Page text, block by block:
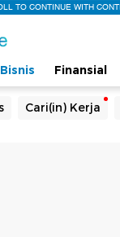
TO CONTINUE WITH
Finansial
Cari(in) Kerja